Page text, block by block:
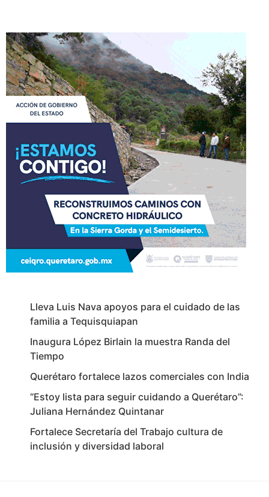
Lleva Luis Nava apoyos para el cuidado de las
familia a Tequisquiapan
Inaugura López Birlain la muestra Randa del
Tiempo
Querétaro fortalece lazos comerciales con India
“Estoy lista para seguir cuidando a Querétaro”:
Juliana Hernández Quintanar
Fortalece Secretaría del Trabajo cultura de
inclusión y diversidad laboral